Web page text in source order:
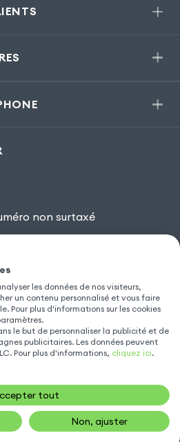
non surtaxé
NOUS
les données de nos visiteurs,
un contenu personnalisé et vous faire
Pour plus d'informations sur les cookies
le but de personnaliser la publicité et de
publicitaires. Les données peuvent
Pour plus d'informations, cliquez ici.
tout
Non, ajuster